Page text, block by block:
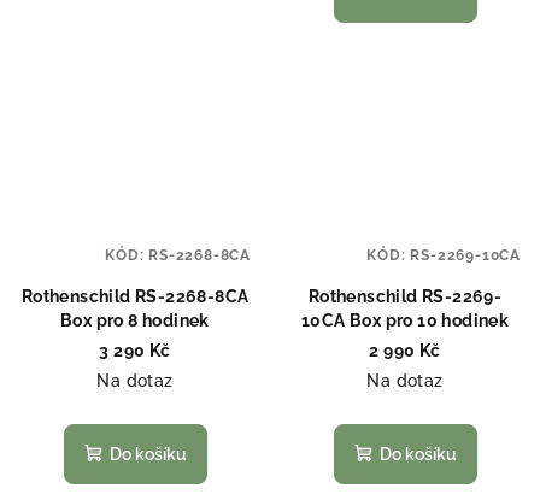
Rothenschild RS-2268-8CA
Box pro 8 hodinek
3 290 Kč
Na dotaz
Do košíku
KÓD: RS-2268-8CA
Rothenschild RS-2269-
10CA Box pro 10 hodinek
2 990 Kč
Na dotaz
Do košíku
KÓD: RS-2269-10CA